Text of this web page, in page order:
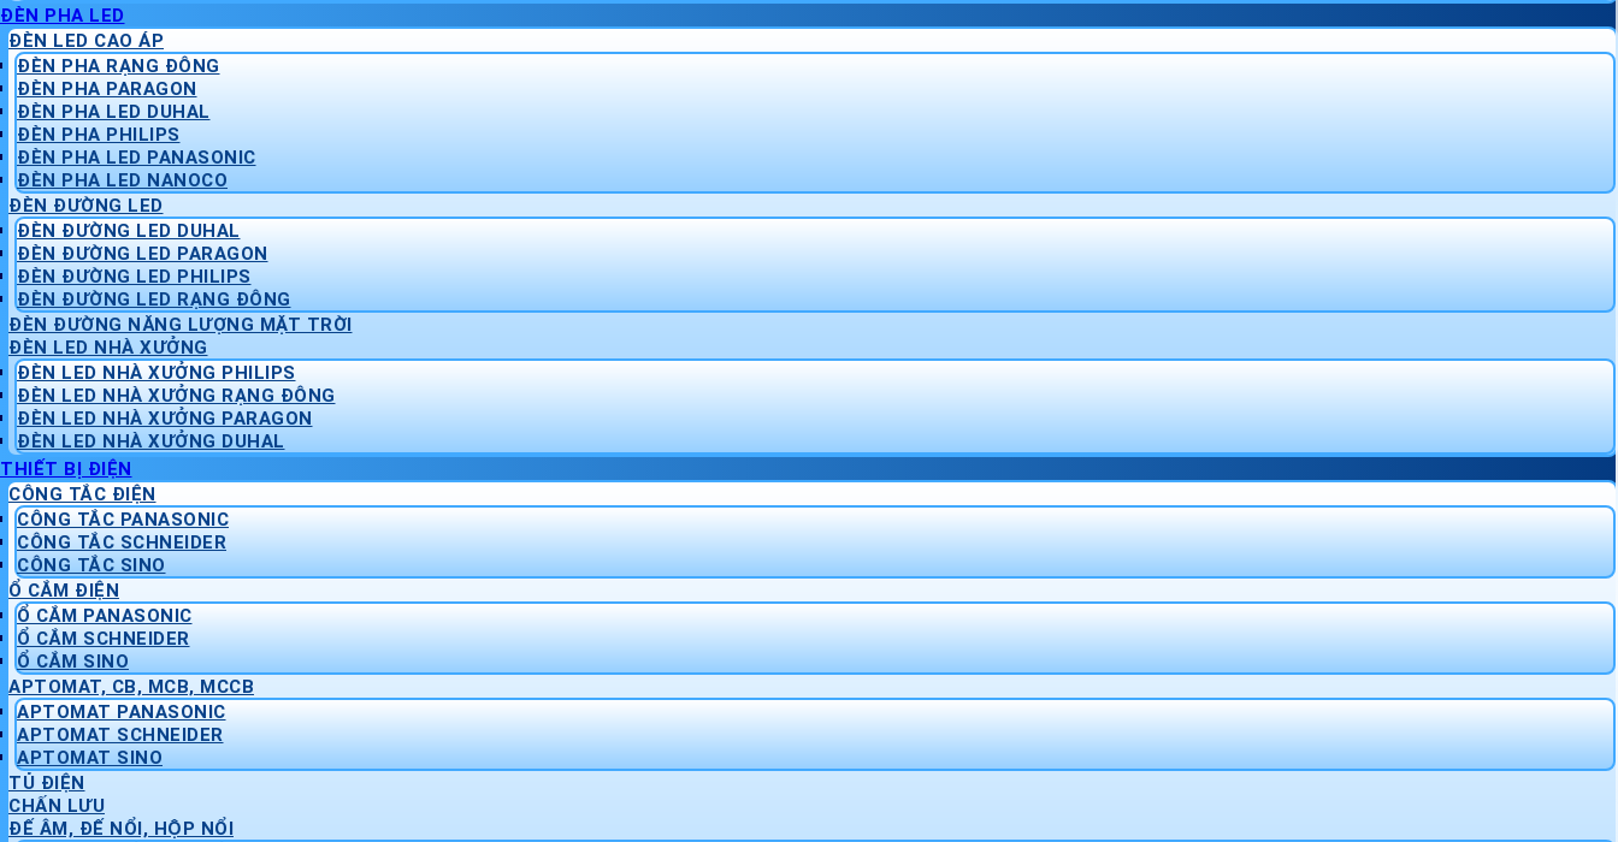
ĐÈN PHA LED
ĐÈN LED CAO ÁP
ĐÈN PHA RẠNG ĐÔNG
ĐÈN PHA PARAGON
ĐÈN PHA LED DUHAL
ĐÈN PHA PHILIPS
ĐÈN PHA LED PANASONIC
ĐÈN PHA LED NANOCO
ĐÈN ĐƯỜNG LED
ĐÈN ĐƯỜNG LED DUHAL
ĐÈN ĐƯỜNG LED PARAGON
ĐÈN ĐƯỜNG LED PHILIPS
ĐÈN ĐƯỜNG LED RẠNG ĐÔNG
ĐÈN ĐƯỜNG NĂNG LƯỢNG MẶT TRỜI
ĐÈN LED NHÀ XƯỞNG
ĐÈN LED NHÀ XƯỞNG PHILIPS
ĐÈN LED NHÀ XƯỞNG RẠNG ĐÔNG
ĐÈN LED NHÀ XƯỞNG PARAGON
ĐÈN LED NHÀ XƯỞNG DUHAL
THIẾT BỊ ĐIỆN
CÔNG TẮC ĐIỆN
CÔNG TẮC PANASONIC
CÔNG TẮC SCHNEIDER
CÔNG TẮC SINO
Ổ CẮM ĐIỆN
Ổ CẮM PANASONIC
Ổ CẮM SCHNEIDER
Ổ CẮM SINO
APTOMAT, CB, MCB, MCCB
APTOMAT PANASONIC
APTOMAT SCHNEIDER
APTOMAT SINO
TỦ ĐIỆN
CHẤN LƯU
ĐẾ ÂM, ĐẾ NỔI, HỘP NỔI